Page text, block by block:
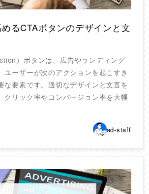
るCTAボタンのデザインと文
）ボタンは、広告やランディング
ユーザーが次のアクションを起こすき
な要素です。適切なデザインと文言を
クリック率やコンバージョン率を大幅
ad-staff